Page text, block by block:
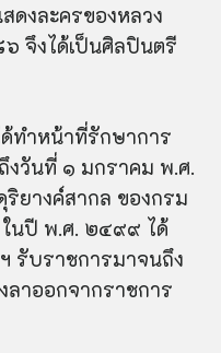
ดงละครของหลวง
จึงได้เป็นศิลปินตรี
ทำหน้าที่รักษาการ
งวันที่ ๑ มกราคม พ.ศ.
ยางค์สากล ของกรม
นปี พ.ศ. ๒๔๙๙ ได้
รับราชการมาจนถึง
าออกจากราชการ